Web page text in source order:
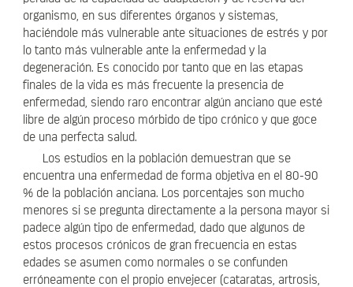
organismo, en sus diferentes órganos y sistemas,
haciéndole más vulnerable ante situaciones de estrés y por
lo tanto más vulnerable ante la enfermedad y la
degeneración. Es conocido por tanto que en las etapas
finales de la vida es más frecuente la presencia de
enfermedad, siendo raro encontrar algún anciano que esté
libre de algún proceso mórbido de tipo crónico y que goce
de una perfecta salud.
Los estudios en la población demuestran que se
encuentra una enfermedad de forma objetiva en el 80-90
% de la población anciana. Los porcentajes son mucho
menores si se pregunta directamente a la persona mayor si
padece algún tipo de enfermedad, dado que algunos de
estos procesos crónicos de gran frecuencia en estas
edades se asumen como normales o se confunden
erróneamente con el propio envejecer (cataratas, artrosis,